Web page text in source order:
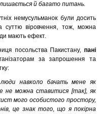
й багато питань.
немусульманок були досить
суттю віровчення, тож, можна
мають ефект.
посольства Пакистану, пані
за запрошення та
навколо бачать мене як
не можна ставитися [так], як
мого особистого простору,
це знак того, що я покірна